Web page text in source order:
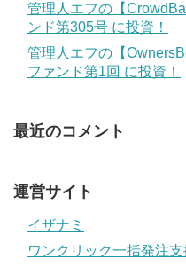
管理人エフの【
ンド第305号 に投資！
管理人エフの【
ファンド第1回 に投資！
最近のコメント
運営サイト
イザナミ
ワンクリック一括発注